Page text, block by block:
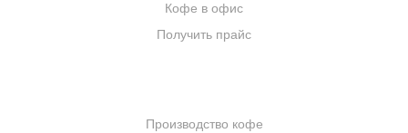
Кофе в офис
Получить прайс
Производство кофе